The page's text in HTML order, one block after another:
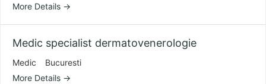
More Details
Medic specialist dermatovenerologie
Medic
Bucuresti
More Details